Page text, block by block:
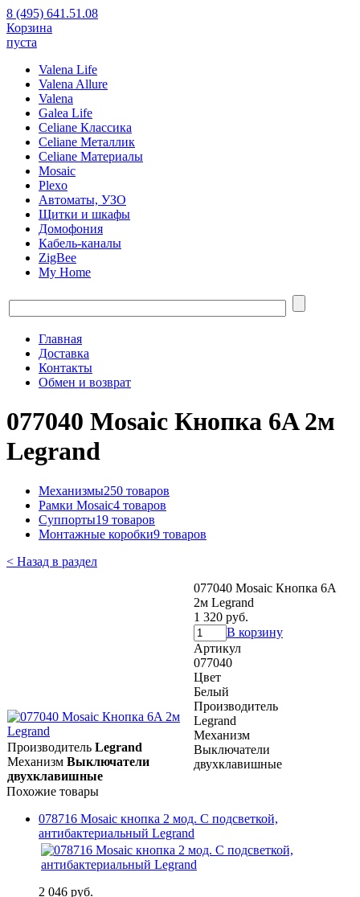
8 (495) 641.51.08
Корзина
пуста
Valena Life
Valena Allure
Valena
Galea Life
Celiane Классика
Celiane Металлик
Celiane Материалы
Mosaic
Plexo
Автоматы, УЗО
Щитки и шкафы
Домофония
Кабель-каналы
ZigBee
My Home
Главная
Доставка
Контакты
Обмен и возврат
077040 Mosaic Кнопка 6A 2м
Legrand
Механизмы250 товаров
Рамки Mosaic4 товаров
Суппорты19 товаров
Монтажные коробки9 товаров
< Назад в раздел
077040 Mosaic Кнопка 6A
2м Legrand
1 320 руб.
В корзину
Артикул
077040
Цвет
Белый
Производитель
Legrand
Механизм
Выключатели
двухклавишные
Производитель Legrand
Механизм Выключатели
двухклавишные
Похожие товары
078716 Mosaic кнопка 2 мод. С подсветкой,
антибактериальный Legrand
2 046 руб.